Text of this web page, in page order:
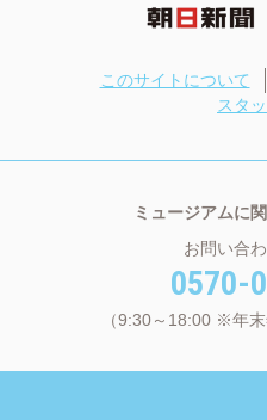
このサイトについて
スタ
ミュージアムに
お問い合
0570-
（9:30～18:00 ※年